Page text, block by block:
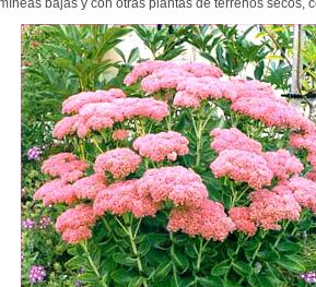
bajas y con otras plantas de terrenos secos,